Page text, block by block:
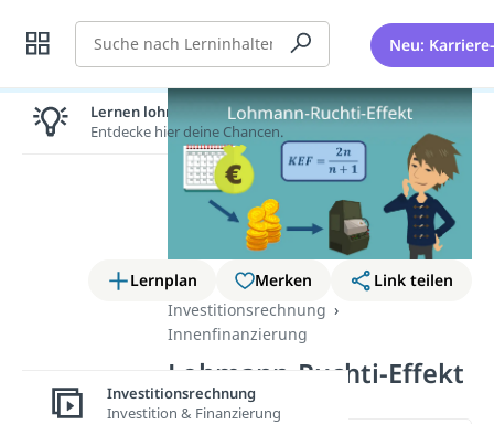
Suche Neu:
Lernplan Merken
Link teilen
Investitionsrechnung
Innenfinanzierung
Lohmann-Ruchti-Effekt
Lernen lohnt sich!
Entdecke hier deine Chancen.
Investitionsrechnung
Investition & Finanzierung